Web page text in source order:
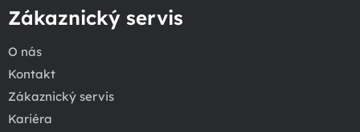
Zákaznický servis
O nás
Kontakt
Zákaznický servis
Kariéra